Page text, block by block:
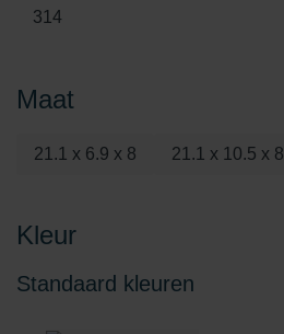
314
Maat
21.1 x 6.9 x 8 21.1 x 10.5 x 8
Kleur
Standaard kleuren